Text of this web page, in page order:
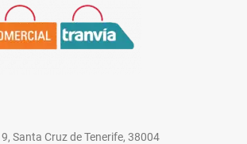
Santa Cruz de Tenerife, 38004